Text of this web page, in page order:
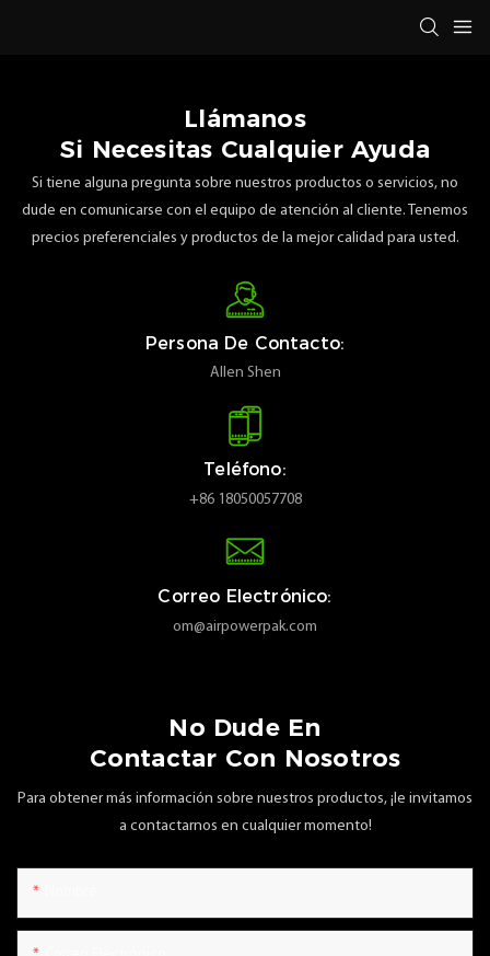
Llámanos
Si Necesitas Cualquier Ayuda
Si tiene alguna pregunta sobre nuestros productos o servicios, no
dude en comunicarse con el equipo de atención al cliente. Tenemos
precios preferenciales y productos de la mejor calidad para usted.
Persona De Contacto:
Allen Shen
Teléfono:
+86 18050057708
Correo Electrónico:
om@airpowerpak.com
No Dude En
Contactar Con Nosotros
Para obtener más información sobre nuestros productos, ¡le invitamos
a contactarnos en cualquier momento!